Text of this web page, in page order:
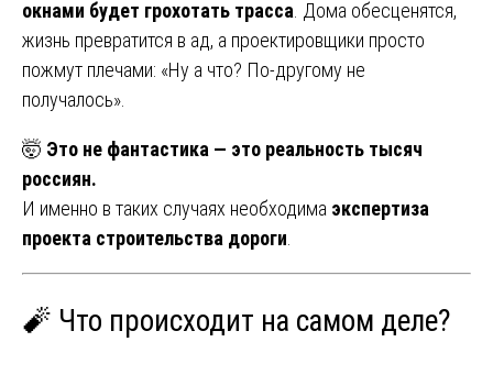
окнами будет грохотать трасса . Дома обесценятся,
жизнь превратится в ад, а проектировщики просто
пожмут плечами: «Ну а что? По-другому не
получалось».
🤯 Это не фантастика — это реальность тысяч
россиян.
И именно в таких случаях необходима экспертиза
проекта строительства дороги
🧨 Что происходит на самом деле?